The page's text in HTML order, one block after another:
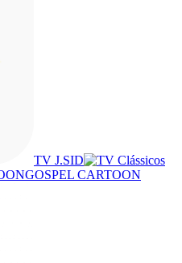
TV J.SID
GOSPEL CARTOON